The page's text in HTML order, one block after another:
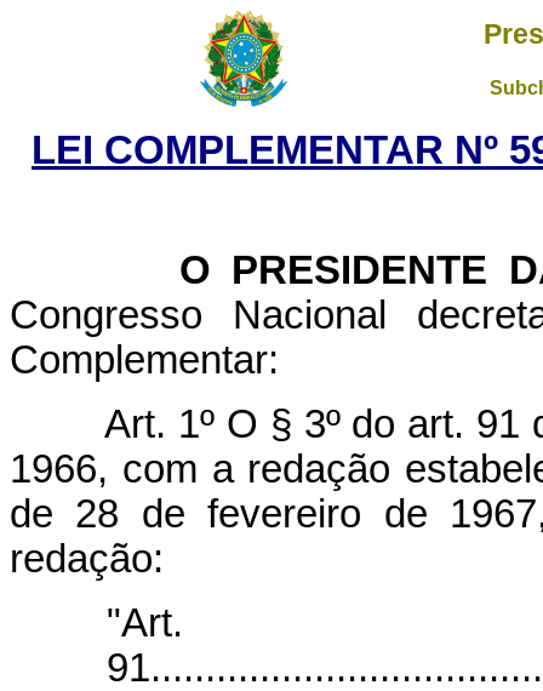
LEI COMPLEMENTAR Nº
O PRESIDENTE DA
Congresso Nacional
Complementar:
Art. 1º O § 3º do art. 91
1966, com a redação
de 28 de fevereiro de
redação:
"Art.